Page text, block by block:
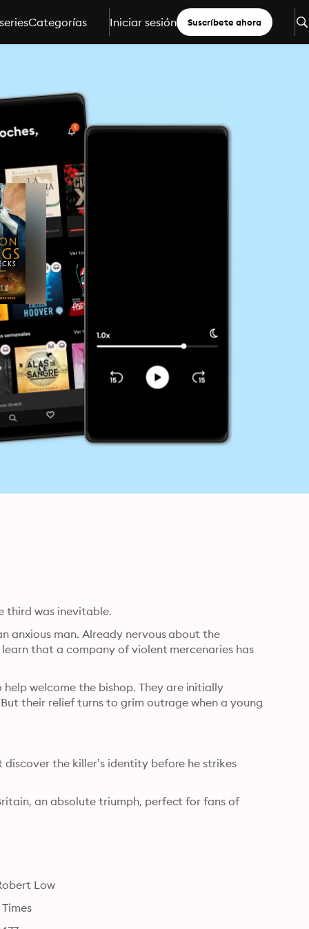
Categorías Iniciar sesión Suscríbete ahora
third was inevitable.
anxious man. Already nervous about the
that a company of violent mercenaries has
welcome the bishop. They are initially
their relief turns to grim outrage when a young
the killer’s identity before he strikes
an absolute triumph, perfect for fans of
Low